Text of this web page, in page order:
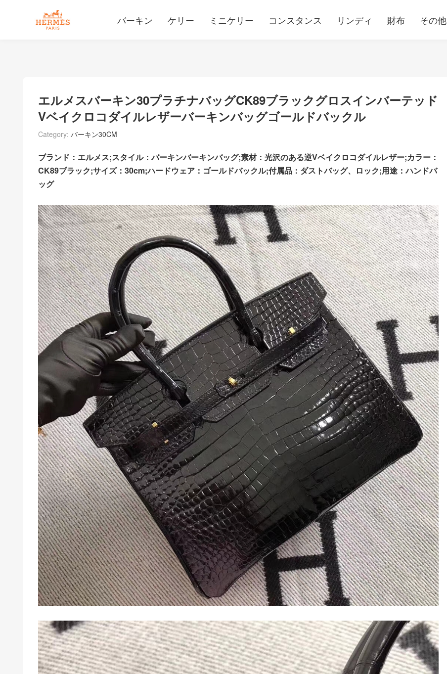
バーキン ケリー ミニケリー コンスタンス リンディ 財布 その他
エルメスバーキン30プラチナバッグCK89ブラックグロスインバーテッド
Vベイクロコダイルレザーバーキンバッグゴールドバックル
Category: バーキン30CM
ブランド：エルメス;スタイル：バーキンバーキンバッグ;素材：光沢のある逆Vベイクロコダイルレザー;カラー：
CK89ブラック;サイズ：30cm;ハードウェア：ゴールドバックル;付属品：ダストバッグ、ロック;用途：ハンドバ
ッグ